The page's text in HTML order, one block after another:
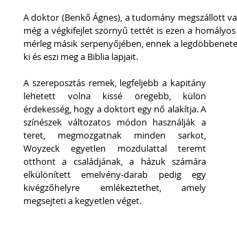
A doktor (Benkő Ágnes), a tudomány megszállott
még a végkifejlet szörnyű tettét is ezen a
mérleg másik serpenyőjében, ennek a
ki és eszi meg a Biblia lapjait.
A szereposztás remek, legfeljebb a kapitány
lehetett volna kissé öregebb, külön
érdekesség, hogy a doktort egy nő alakítja. A
színészek változatos módon használják a
teret, megmozgatnak minden sarkot,
Woyzeck egyetlen mozdulattal teremt
otthont a családjának, a házuk számára
elkülönített emelvény-darab pedig egy
kivégzőhelyre emlékeztethet, amely
megsejteti a kegyetlen véget.